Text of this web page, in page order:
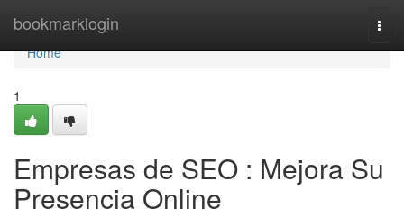
bookmarklogin
Home
Home
1
Empresas de SEO : Mejora Su
Presencia Online